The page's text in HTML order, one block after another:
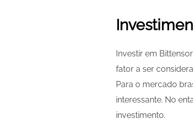
Investir em
fator a ser
Para o mercado
interessante. No
investimento.